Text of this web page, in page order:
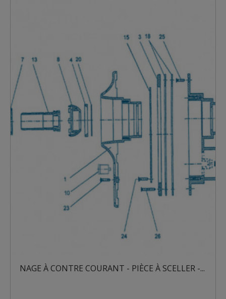
NAGE À CONTRE COURANT - PIÈCE À SCELLER -...